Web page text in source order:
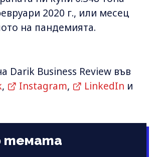
2020 г., или месец
на пандемията.
Darik Business Review във
, Instagram, LinkedIn и
темата